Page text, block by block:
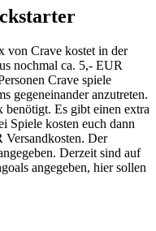
von Crave kostet in der
nochmal ca. 5,- EUR
Crave spiele
gegeneinander anzutreten.
Es gibt einen extra
Spiele kosten euch dann
Der
Derzeit sind auf
angegeben, hier sollen